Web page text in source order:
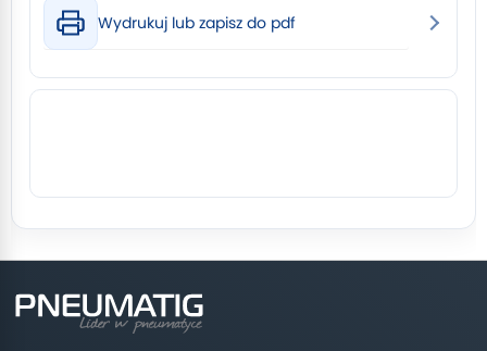
Wydrukuj lub zapisz do pdf